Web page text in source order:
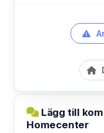
Lägg till
Homecenter